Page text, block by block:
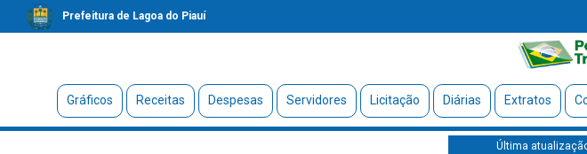
Prefeitura de Lagoa do Piauí
Gráficos Receitas Despesas Servidores Licitação Diárias Extratos
Última